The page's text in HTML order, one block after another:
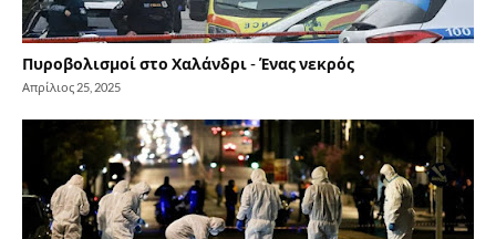
Πυροβολισμοί στο Χαλάνδρι - Ένας νεκρός
Απρίλιος 25, 2025